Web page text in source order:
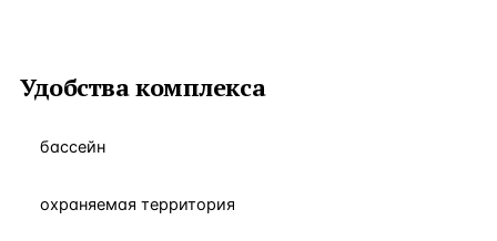
Удобства комплекса
бассейн
охраняемая территория